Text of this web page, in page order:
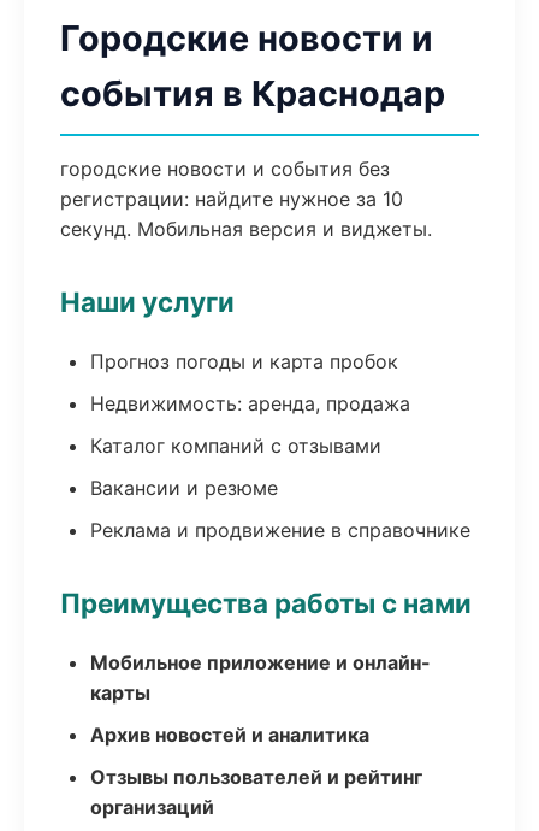
Городские новости и
события в Краснодар
городские новости и события без
регистрации: найдите нужное за 10
секунд. Мобильная версия и виджеты.
Наши услуги
Прогноз погоды и карта пробок
Недвижимость: аренда, продажа
Каталог компаний с отзывами
Вакансии и резюме
Реклама и продвижение в справочнике
Преимущества работы с нами
Мобильное приложение и онлайн-
карты
Архив новостей и аналитика
Отзывы пользователей и рейтинг
организаций